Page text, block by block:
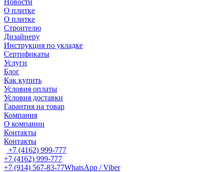
Новости
О плитке
О плитке
Строителю
Дизайнеру
Инструкция по укладке
Сертификаты
Услуги
Блог
Как купить
Условия оплаты
Условия доставки
Гарантия на товар
Компания
О компании
Контакты
Контакты
+7 (4162) 999-777
+7 (4162) 999-777
+7 (914) 567-83-77WhatsApp / Viber